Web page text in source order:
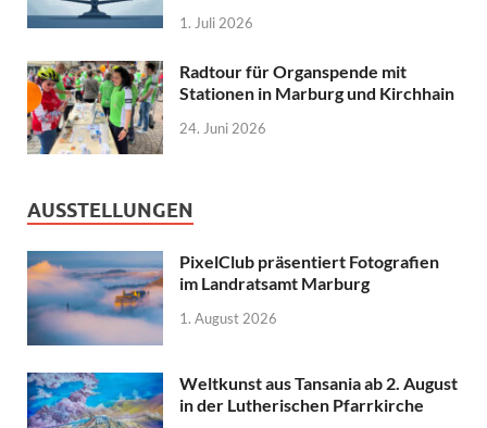
1. Juli 2026
Radtour für Organspende mit
Stationen in Marburg und Kirchhain
24. Juni 2026
AUSSTELLUNGEN
PixelClub präsentiert Fotografien
im Landratsamt Marburg
1. August 2026
Weltkunst aus Tansania ab 2. August
in der Lutherischen Pfarrkirche